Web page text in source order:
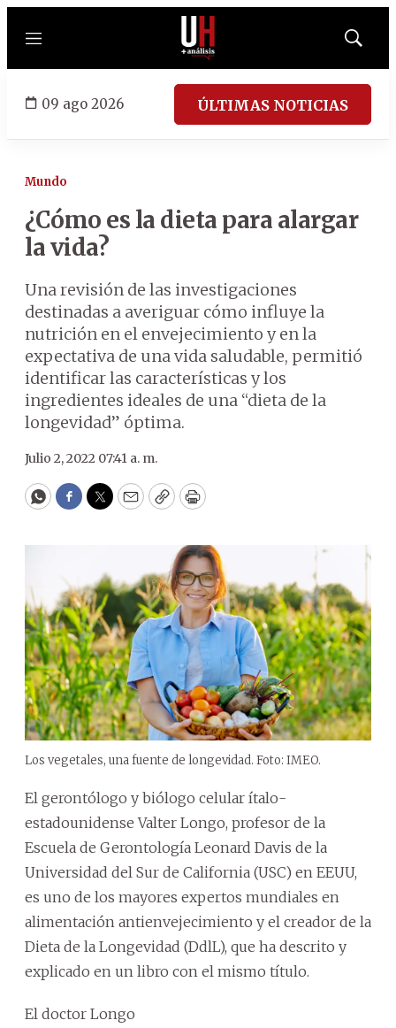
Menú
Mostrar
09 ago 2026 ÚLTIMAS NOTICIAS
Mundo
¿Cómo es la dieta para alargar
la vida?
Una revisión de las investigaciones
destinadas a averiguar cómo influye la
nutrición en el envejecimiento y en la
expectativa de una vida saludable, permitió
identificar las características y los
ingredientes ideales de una “dieta de la
longevidad” óptima.
Julio 2, 2022 07:41 a. m.
WhatsApp
Facebook
Twitter
EmailCopyPrint
Los vegetales, una fuente de longevidad. Foto: IMEO.
El gerontólogo y biólogo celular ítalo-
estadounidense Valter Longo, profesor de la
Escuela de Gerontología Leonard Davis de la
Universidad del Sur de California (USC) en EEUU,
es uno de los mayores expertos mundiales en
alimentación antienvejecimiento y el creador de la
Dieta de la Longevidad (DdlL), que ha descrito y
explicado en un libro con el mismo título.
El doctor Longo